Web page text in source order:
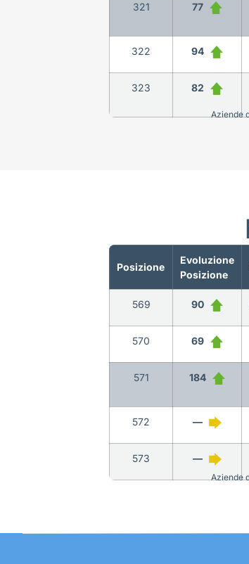
321 77
322 94
323 82
Aziende
Posizione
Evoluzione
Posizione
569 90
570 69
571 184
572 —
573 —
Aziende